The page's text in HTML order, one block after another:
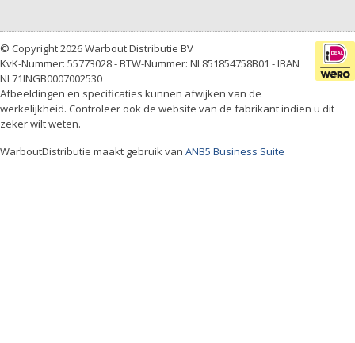
© Copyright 2026 Warbout Distributie BV
KvK-Nummer: 55773028 - BTW-Nummer: NL851854758B01 - IBAN
NL71INGB0007002530
Afbeeldingen en specificaties kunnen afwijken van de
werkelijkheid. Controleer ook de website van de fabrikant indien u dit
zeker wilt weten.
WarboutDistributie maakt gebruik van ANB5 Business Suite